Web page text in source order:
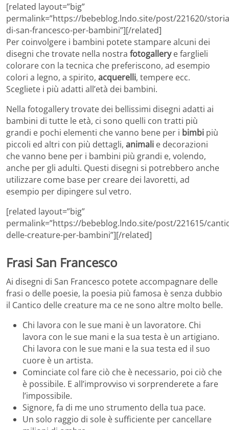
[related layout=”big”
permalink=”https://bebeblog.lndo.site/post/221620/
di-san-francesco-per-bambini”][/related]
Per coinvolgere i bambini potete stampare alcuni dei
disegni che trovate nella nostra fotogallerye farglieli
colorare con la tecnica che preferiscono, ad esempio
colori a legno, a spirito, acquerelli, tempere ecc.
Scegliete i più adatti all’età dei bambini.
Nella fotogallery trovate dei bellissimi disegni adatti ai
bambini di tutte le età, ci sono quelli con tratti più
grandi e pochi elementi che vanno bene per i bimbi più
piccoli ed altri con più dettagli, animali e decorazioni
che vanno bene per i bambini più grandi e, volendo,
anche per gli adulti. Questi disegni si potrebbero anche
utilizzare come base per creare dei lavoretti, ad
esempio per dipingere sul vetro.
[related layout=”big”
permalink=”https://bebeblog.lndo.site/post/221615/
delle-creature-per-bambini”][/related]
Frasi San Francesco
Ai disegni di San Francesco potete accompagnare delle
frasi o delle poesie, la poesia più famosa è senza dubbio
il Cantico delle creature ma ce ne sono altre molto belle.
Chi lavora con le sue mani è un lavoratore. Chi
lavora con le sue mani e la sua testa è un artigiano.
Chi lavora con le sue mani e la sua testa ed il suo
cuore è un artista.
Cominciate col fare ciò che è necessario, poi ciò che
è possibile. E all’improvviso vi sorprenderete a fare
l’impossibile.
Signore, fa di me uno strumento della tua pace.
Un solo raggio di sole è sufficiente per cancellare